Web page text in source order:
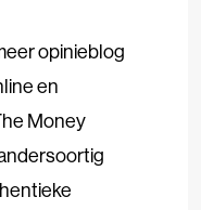
opinieblog
en
Money